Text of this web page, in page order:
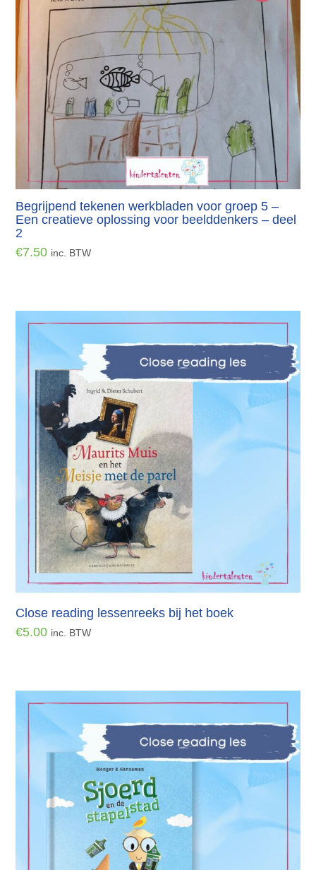
Begrijpend tekenen werkbladen voor groep 5 –
Een creatieve oplossing voor beelddenkers – deel
2
€7.50 inc. BTW
Close reading lessenreeks bij het boek
€5.00 inc. BTW